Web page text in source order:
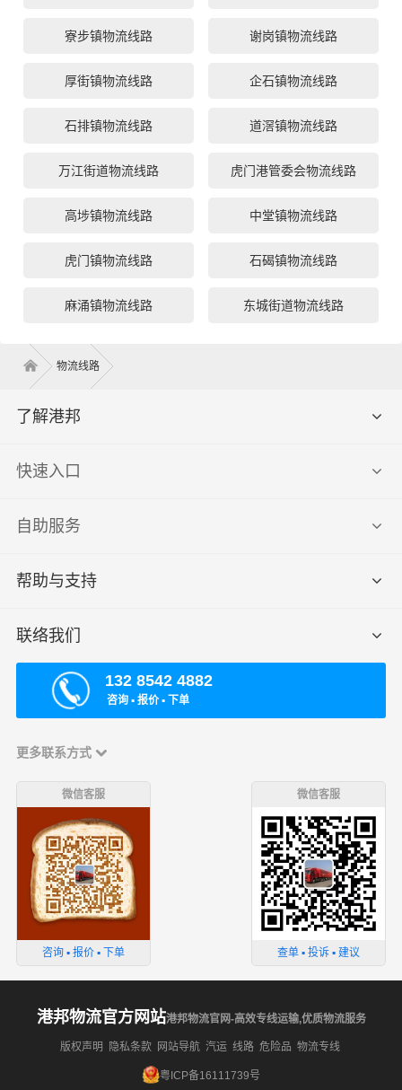
寮步镇物流线路 谢岗镇物流线路
厚街镇物流线路 企石镇物流线路
石排镇物流线路 道滘镇物流线路
万江街道物流线路 虎门港管委会物流线路
高埗镇物流线路 中堂镇物流线路
虎门镇物流线路 石碣镇物流线路
麻涌镇物流线路 东城街道物流线路
物流线路
了解港邦
快速入口
自助服务
帮助与支持
联络我们
132 8542 4882
咨询 ▪ 报价 ▪ 下单
更多联系方式
微信客服
咨询 ▪ 报价 ▪ 下单
微信客服
查单 ▪ 投诉 ▪ 建议
港邦物流官方网站港邦物流官网-高效专线运输,优质物流服务
版权声明 隐私条款 网站导航 汽运 线路 危险品 物流专线
粤ICP备16111739号